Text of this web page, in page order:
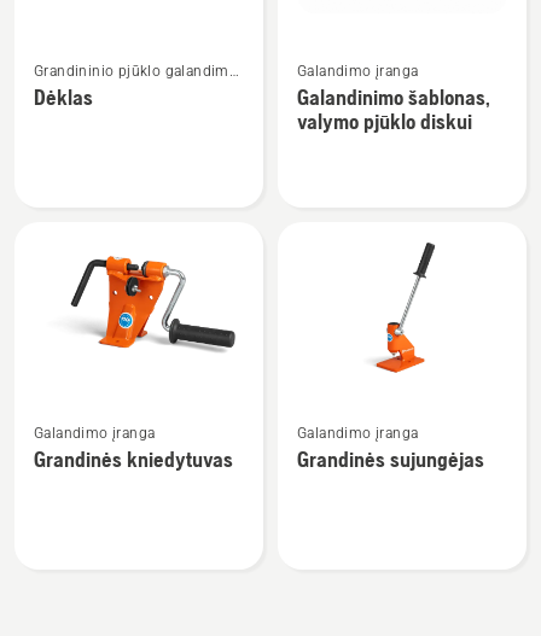
daugiau
detalių
Grandininio pjūklo galandimo
įranga
Dėklas
daugiau
detalių
apie
Galandimo įranga
Galandinimo šablonas,
valymo pjūklo diskui
daugiau
detalių
Galandimo įranga
Grandinės kniedytuvas
daugiau
detalių
Galandimo įranga
Grandinės sujungėjas